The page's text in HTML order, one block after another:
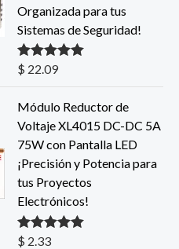
Organizada para tus
Sistemas de Seguridad!
Valorado con
$ 22.09
Módulo Reductor de
Voltaje XL4015 DC-DC 5A
75W con Pantalla LED
¡Precisión y Potencia para
tus Proyectos
Electrónicos!
Valorado con
$ 2.33